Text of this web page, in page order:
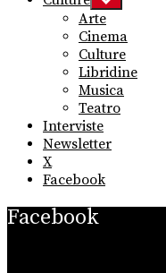
sub
menu
Arte
Cinema
Culture
Libridine
Musica
Teatro
Interviste
Newsletter
X
Facebook
Facebook